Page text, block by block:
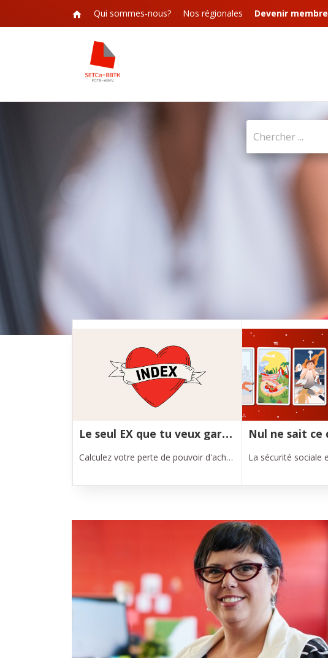
Qui sommes-nous? Nos régionales Devenir membre
Nos services
Le seul EX que tu veux garder dans ta vie c'est l'index
Calculez votre perte de pouvoir d'achat suite à l'attaque de l'Arizona contre l'indexation automatique avec notre calculateur.